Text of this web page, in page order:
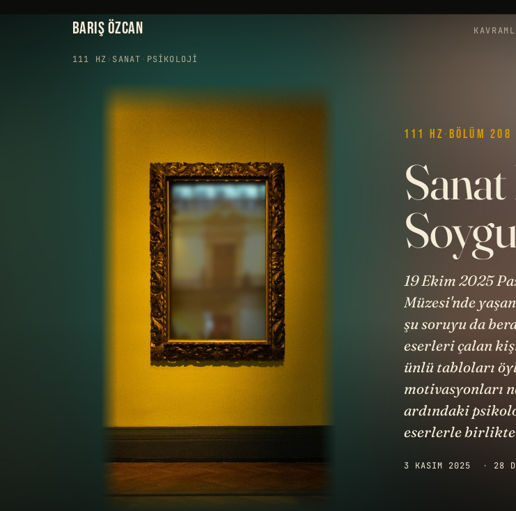
BARIŞ ÖZCAN
111 HZ› SANAT · PSIKOLOJI
111 HZ ·BÖLÜM 208
Sanat
19 Ekim 2025
Müzesi'nde
şu soruyu da
eserleri çalan
ünlü tabloları
motivasyonları
ardındaki
eserlerle
3 KASIM 2025 · 28